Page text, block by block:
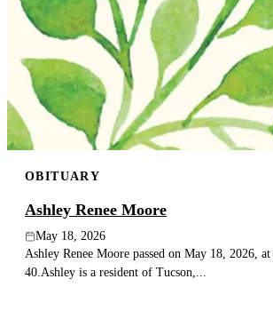
OBITUARY
Ashley Renee Moore
May 18, 2026
Ashley Renee Moore passed on May 18, 2026,
40.Ashley is a resident of Tucson,...